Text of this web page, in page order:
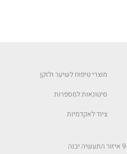
מוצרי טיפוח לשיער ולזקן
סיטונאות למספרות
ציוד לאקדמיות